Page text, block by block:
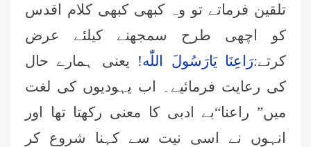
تلقین فرماتے تو وہ کبھی کبھی کلام اقدس
کو اچھی طرح سمجھنے کیلئے عرض
کرتے:رَاعِنَا یَارَسُولَ اللّٰه! یعنی ہمارے حال
کی رعایت فرمائیے۔ اب یہودیوں کی لغت
میں” راعنا“بے ادبی کا معنی رکھتا تھا اور
انہوں نے اسی نیت سے کہنا شروع کر